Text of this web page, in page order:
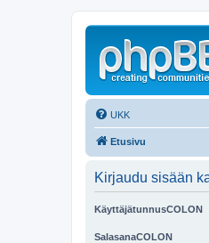
UKK
Etusivu
Kirjaudu sisään
KäyttäjätunnusCOLON
SalasanaCOLON